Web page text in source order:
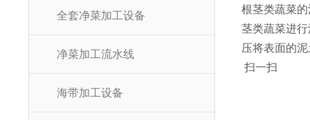
全套净菜加工设备
净菜加工流水线
海带加工设备
根茎类蔬菜
茎类蔬菜进
压将表面的
扫一扫